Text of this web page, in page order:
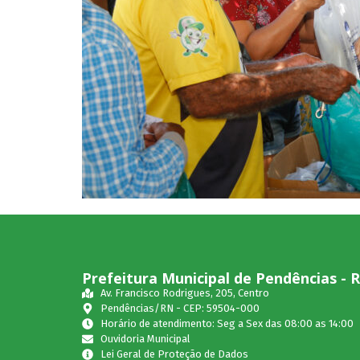
Prefeitura Municipal de Pendências -
Av. Francisco Rodrigues, 205, Centro
Pendências/RN - CEP: 59504-000
Horário de atendimento: Seg a Sex das 08:00 as 14:00
Ouvidoria Municipal
Lei Geral de Proteção de Dados